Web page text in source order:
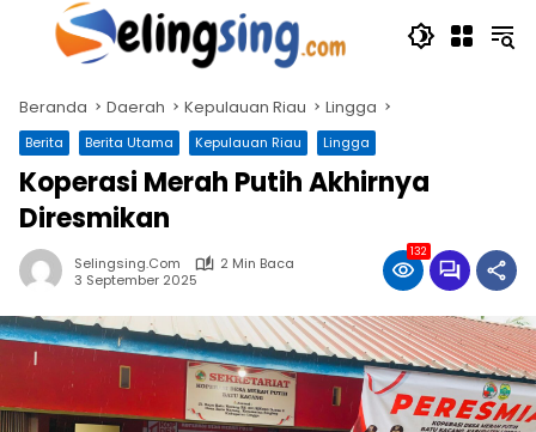
Langsung
Beranda Daerah Kepulauan Riau Lingga
Berita Berita Utama Kepulauan Riau Lingga
Koperasi Merah Putih Akhirnya
Diresmikan
Selingsing.com
2 Min Baca
3 September 2025
132